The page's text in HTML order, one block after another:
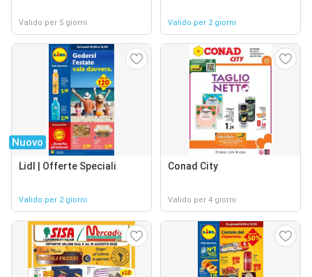
Valido per 5 giorni Valido per 2 giorni
Nuovo
Lidl | Offerte Speciali
Valido per 2 giorni
Conad City
Valido per 4 giorni